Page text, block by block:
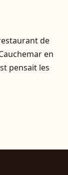
de
en
pensait les